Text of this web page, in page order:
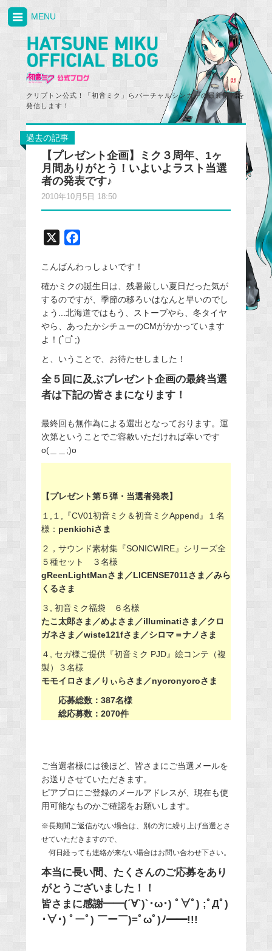
クリプトン公式！「初音ミク」らバーチャルシンガーの最新情報を
発信します！
MENU
過去の記事
【プレゼント企画】ミク３周年、1ヶ
月間ありがとう！いよいよラスト当選
者の発表です♪
2010年10月5日 18:50
c
e
b
o
o
こんばんわっしょいです！
確かミクの誕生日は、残暑厳しい夏日だった気が
するのですが、季節の移ろいはなんと早いのでし
ょう...北海道ではもう、ストーブやら、冬タイヤ
やら、あったかシチューのCMがかかっています
よ！(ﾟ□ﾟ;)
と、いうことで、お待たせしました！
全５回に及ぶプレゼント企画の最終当選
者は下記の皆さまになります！
最終回も無作為による選出となっております。運
次第ということでご容赦いただければ幸いです
o(＿＿;)o
【プレゼント第５弾・当選者発表】
１,１,『CV01初音ミク＆初音ミクAppend』１名
様： penkichiさま
２，サウンド素材集『SONICWIRE』シリーズ全
５種セット ３名様
gReenLightManさま／LICENSE7011さま／みら
くるさま
３, 初音ミク福袋 ６名様
たこ太郎さま／めよさま／illuminatiさま／クロ
ガネさま／wiste121fさま／シロマ＝ナノさま
４, セガ様ご提供『初音ミク PJD』絵コンテ（複
製）３名様
モモイロさま／りぃらさま／nyoronyoroさま
応募総数：387名様
総応募数：2070件
ご当選者様には後ほど、皆さまにご当選メールを
お送りさせていただきます。
ピアプロにご登録のメールアドレスが、現在も使
用可能なものかご確認をお願いします。
※長期間ご返信がない場合は、別の方に繰り上げ当選とさ
せていただきますので、
何日経っても連絡が来ない場合はお問い合わせ下さい。
本当に長い間、たくさんのご応募をあり
がとうございました！！
皆さまに感謝━━(´∀`)`･ω･) ﾟ∀ﾟ) ;ﾟДﾟ)
･∀･) ﾟーﾟ) ￣ー￣)=ﾟωﾟ)ﾉ━━!!!